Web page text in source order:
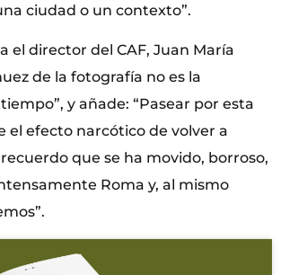
ciudad o un contexto”.
el director del CAF, Juan María
de la fotografía no es la
y añade: “Pasear por esta
el efecto narcótico de volver a
que se ha movido, borroso,
Roma y, al mismo